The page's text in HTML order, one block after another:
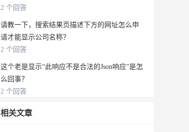
2 个回答
请教一下，搜索结果页描述下方的网址怎么申
请才能显示公司名称？
2 个回答
这个老是显示“此响应不是合法的Json响应”是怎
么回事？
2 个回答
相关文章